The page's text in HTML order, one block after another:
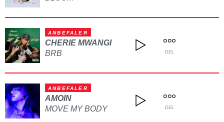
ANBEFALER
CHERIE MWANGI
BRB
DEL
ANBEFALER
AMOIN
MOVE MY BODY
DEL